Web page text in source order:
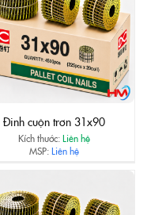
Đinh cuộn trơn 31x90
Kích thước:Liên hệ
MSP:Liên hệ